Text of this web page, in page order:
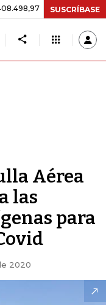
+$ 8.753,81 +2,19%
SUSCRÍBASE
Aérea
las
para
2020